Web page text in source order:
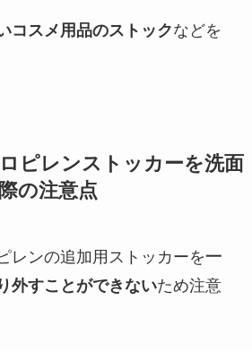
コスメ用品のストックなどを
ピレンストッカーを洗面
の注意点
レンの追加用ストッカーを一
外すことができないため注意